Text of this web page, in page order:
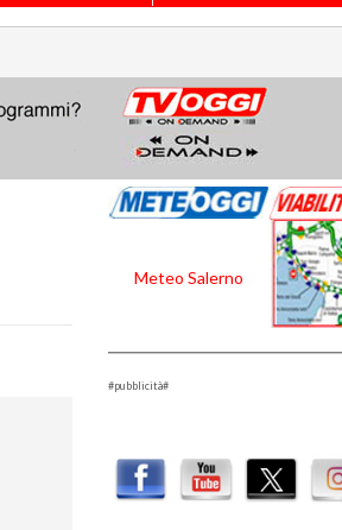
Meteo Salerno
#pubblicità#